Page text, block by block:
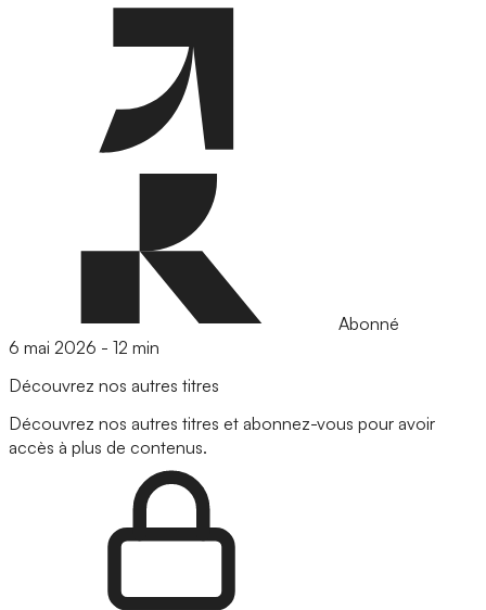
Abonné
6 mai 2026 - 12 min
Découvrez nos autres titres
Découvrez nos autres titres et abonnez-vous pour avoir
accès à plus de contenus.